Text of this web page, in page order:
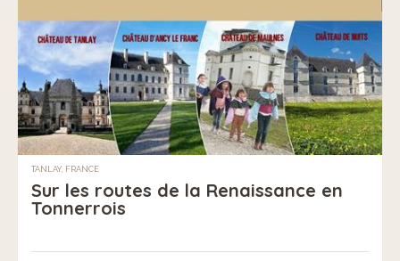
TANLAY, FRANCE
Sur les routes de la Renaissance en
Tonnerrois